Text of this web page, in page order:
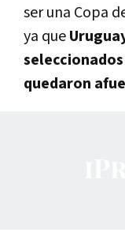
ser una Copa
ya que
quedaron